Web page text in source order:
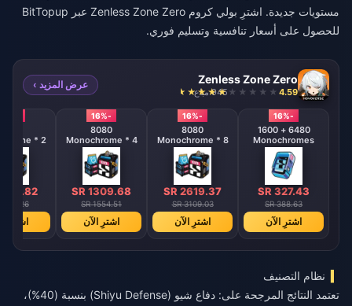
مستويات جديدة. اشترِ بولي كروم Zenless Zone Zero
عبر BitTopup
للحصول على أسعار تنافسية وتسليم فوري.
Zenless Zone Zero
4.59 945 مباع
عرض المزيد ›
-16%
6480 + 1600
Monochromes
SR 327.43
SR 388.63
اشترِ الآن
-16%
8080
Monochrome * 8
SR 2619.37
SR 3109.03
اشترِ الآن
-16%
8080
Monochrome * 4
SR 1309.68
SR 1554.51
اشترِ الآن
* 2
654.82
777.26
اشترِ
نظام التصنيف
تعتمد النتائج المرجحة على: دفاع شيو (Shiyu Defense) بنسبة (40%)،